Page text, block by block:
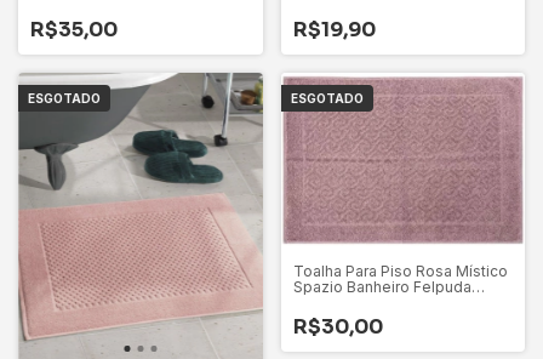
R$35,00 R$19,90
ESGOTADO ESGOTADO
Toalha Para Piso Rosa Místico
Spazio Banheiro Felpuda
R$30,00